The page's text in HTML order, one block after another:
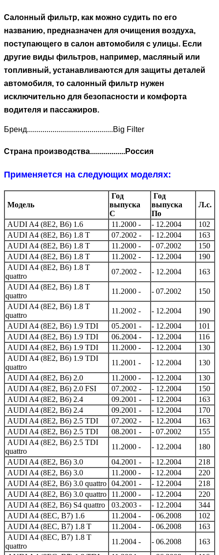
Салонный фильтр, как можно судить по его
названию, предназначен для очищения воздуха,
поступающего в салон автомобиля с улицы. Если
другие виды фильтров, например, масляный или
топливный, устанавливаются для защиты деталей
автомобиля, то салонный фильтр нужен
исключительно для безопасности и комфорта
водителя и пассажиров.
Бренд............................................Big Filter
Страна производства..................Россия
Применяется на следующих моделях:
Модель
Год
выпуска
C
Год
выпуска
По
Л.с.
AUDI A4 (8E2, B6) 1.6 11.2000 - - 12.2004
102
AUDI A4 (8E2, B6) 1.8 T
07.2002 - - 12.2004
163
AUDI A4 (8E2, B6) 1.8 T
11.2000 - - 07.2002
150
AUDI A4 (8E2, B6) 1.8 T
11.2002 - - 12.2004
190
AUDI A4 (8E2, B6) 1.8 T
quattro
07.2002 - - 12.2004
163
AUDI A4 (8E2, B6) 1.8 T
quattro
11.2000 - - 07.2002
150
AUDI A4 (8E2, B6) 1.8 T
quattro
11.2002 - - 12.2004
190
AUDI A4 (8E2, B6) 1.9 TDI
05.2001 - - 12.2004
101
AUDI A4 (8E2, B6) 1.9 TDI
06.2004 - - 12.2004
116
AUDI A4 (8E2, B6) 1.9 TDI
11.2000 - - 12.2004
130
AUDI A4 (8E2, B6) 1.9 TDI
quattro
11.2001 - - 12.2004
130
AUDI A4 (8E2, B6) 2.0
11.2000 - - 12.2004
130
AUDI A4 (8E2, B6) 2.0 FSI
07.2002 - - 12.2004
150
AUDI A4 (8E2, B6) 2.4
09.2001 - - 12.2004
163
AUDI A4 (8E2, B6) 2.4
09.2001 - - 12.2004
170
AUDI A4 (8E2, B6) 2.5 TDI
07.2002 - - 12.2004
163
AUDI A4 (8E2, B6) 2.5 TDI
08.2001 - - 07.2002
155
AUDI A4 (8E2, B6) 2.5 TDI
quattro
11.2000 - - 12.2004
180
AUDI A4 (8E2, B6) 3.0
04.2001 - - 12.2004
218
AUDI A4 (8E2, B6) 3.0
11.2000 - - 12.2004
220
AUDI A4 (8E2, B6) 3.0 quattro 04.2001 - - 12.2004
218
AUDI A4 (8E2, B6) 3.0 quattro
11.2000 - - 12.2004
220
AUDI A4 (8E2, B6) S4 quattro
03.2003 - - 12.2004
344
AUDI A4 (8EC, B7) 1.6
11.2004 - - 06.2008
102
AUDI A4 (8EC, B7) 1.8 T
11.2004 - - 06.2008
163
AUDI A4 (8EC, B7) 1.8 T
quattro
11.2004 - - 06.2008
163